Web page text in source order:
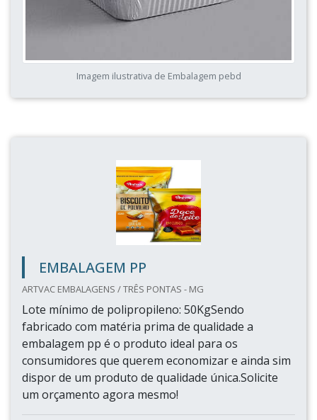
Imagem ilustrativa de Embalagem pebd
EMBALAGEM PP
ARTVAC EMBALAGENS / TRÊS PONTAS - MG
Lote mínimo de polipropileno: 50KgSendo
fabricado com matéria prima de qualidade a
embalagem pp é o produto ideal para os
consumidores que querem economizar e ainda sim
dispor de um produto de qualidade única.Solicite
um orçamento agora mesmo!